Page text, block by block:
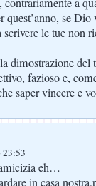
quest’anno, se
le tue non
dimostrazione
fazioso e,
saper vincere e
23:53
eh…
in casa